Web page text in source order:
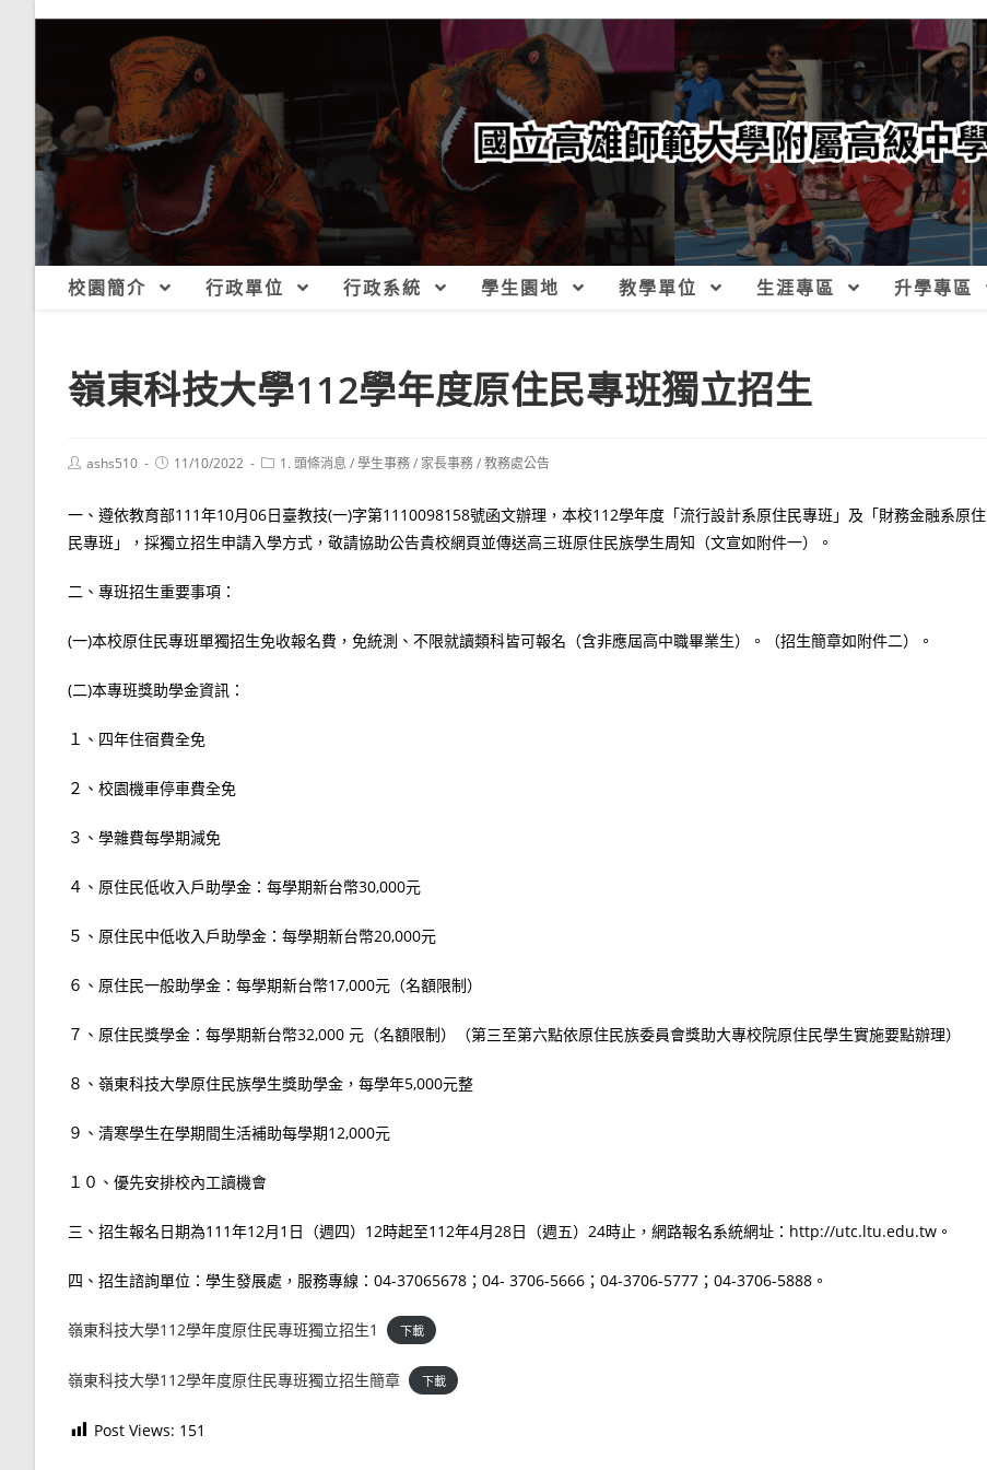
校園簡介 行政單位 行政系統 學生園地 教學單位 生涯專區 升學專區
嶺東科技大學112學年度原住民專班獨立招生
Postashs510
Post11/10/2022
Post1. 頭條消息 /學生事務/ 家長事務/教務處公告
一、遵依教育部111年10月06日臺教技(一)字第1110098158號函文辦理，本校112學年度「流行設計系原住民專班」及「財務金融系原住
民專班」，採獨立招生申請入學方式，敬請協助公告貴校網頁並傳送高三班原住民族學生周知（文宣如附件一）。
二、專班招生重要事項：
(一)本校原住民專班單獨招生免收報名費，免統測、不限就讀類科皆可報名（含非應屆高中職畢業生）。（招生簡章如附件二）。
(二)本專班獎助學金資訊：
１、四年住宿費全免
２、校園機車停車費全免
３、學雜費每學期減免
４、原住民低收入戶助學金：每學期新台幣30,000元
５、原住民中低收入戶助學金：每學期新台幣20,000元
６、原住民一般助學金：每學期新台幣17,000元（名額限制）
７、原住民獎學金：每學期新台幣32,000 元（名額限制）（第三至第六點依原住民族委員會獎助大專校院原住民學生實施要點辦理）
８、嶺東科技大學原住民族學生獎助學金，每學年5,000元整
９、清寒學生在學期間生活補助每學期12,000元
１０、優先安排校內工讀機會
三、招生報名日期為111年12月1日（週四）12時起至112年4月28日（週五）24時止，網路報名系統網址：http://utc.ltu.edu.tw。
四、招生諮詢單位：學生發展處，服務專線：04-37065678；04- 3706-5666；04-3706-5777；04-3706-5888。
嶺東科技大學112學年度原住民專班獨立招生1 下載
嶺東科技大學112學年度原住民專班獨立招生簡章 下載
Post Views: 151